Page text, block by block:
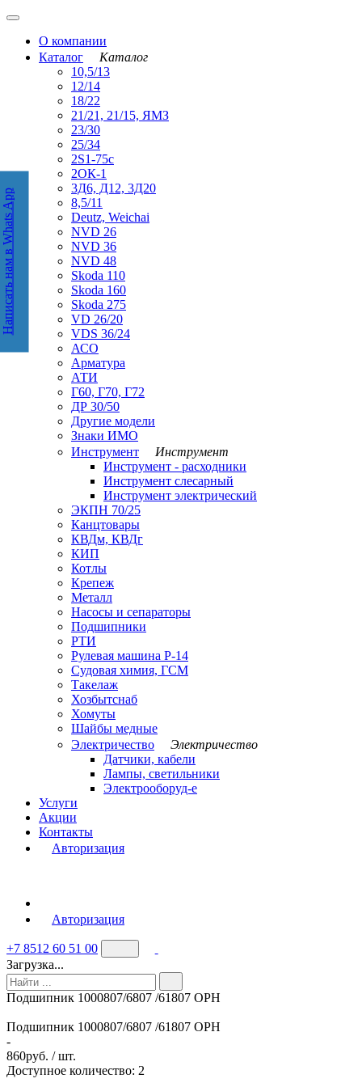
О компании
Каталог
Каталог
10,5/13
12/14
18/22
21/21, 21/15, ЯМЗ
23/30
25/34
2S1-75с
2ОК-1
3Д6, Д12, 3Д20
8,5/11
Deutz, Weichai
NVD 26
NVD 36
NVD 48
Skoda 110
Skoda 160
Skoda 275
VD 26/20
VDS 36/24
АСО
Арматура
АТИ
Г60, Г70, Г72
ДР 30/50
Другие модели
Знаки ИМО
Инструмент
Инструмент
Инструмент - расходники
Инструмент слесарный
Инструмент электрический
ЭКПН 70/25
Канцтовары
КВДм, КВДг
КИП
Котлы
Крепеж
Металл
Насосы и сепараторы
Подшипники
РТИ
Рулевая машина Р-14
Судовая химия, ГСМ
Такелаж
Хозбытснаб
Хомуты
Шайбы медные
Электричество
Электричество
Датчики, кабели
Лампы, светильники
Электрооборуд-е
Услуги
Акции
Контакты
Авторизация
Авторизация
+7 8512 60 51 00
Загрузка...
Подшипник 1000807/6807 /61807 ОРН
Подшипник 1000807/6807 /61807 ОРН
-
860руб. / шт.
Доступное количество: 2
Написать нам в WhatsApp
Написать нам в Whats App